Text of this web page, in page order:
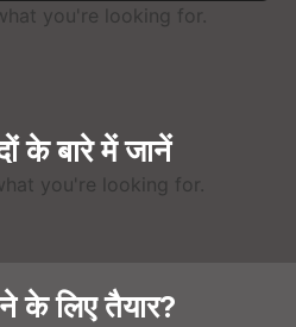
you're looking for .
के बारे में जानें
you're looking for
के लिए तैयार?